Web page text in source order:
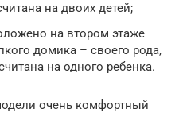
на двоих детей;
на втором этаже
домика – своего рода,
на одного ребенка.
очень комфортный